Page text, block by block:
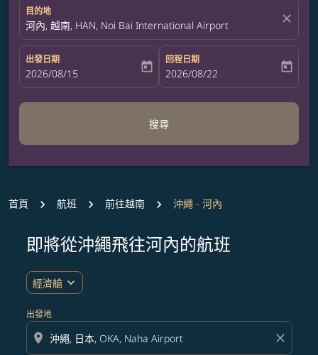
目的地
河內, 越南, HAN, Noi Bai International Airport close
出發日期
fc-booking-departure-date-aria-label
2026/08/15 today
回程日期
fc-booking-return-date-aria-label
2026/08/22 today
搜尋
首頁 航班 前往越南 沖繩 - 河內
即將從沖繩飛往河內的航班
經濟艙 expand_more
出發地
location_on close
無符合您設定條件的票價，請調整篩選條件。